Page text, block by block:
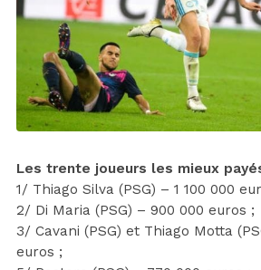
Les trente joueurs les mieux
1/ Thiago Silva (PSG) – 1 100 000
2/ Di Maria (PSG) – 900 000 euros ;
3/ Cavani (PSG) et Thiago Motta
euros ;